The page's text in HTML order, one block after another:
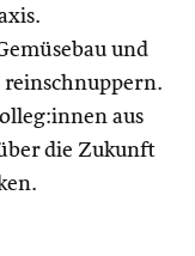
und
reinschnuppern.
aus
die Zukunft